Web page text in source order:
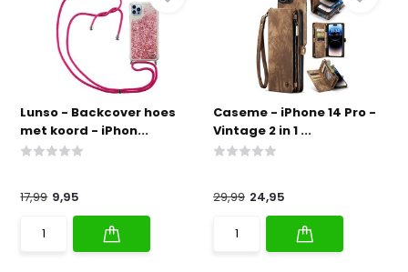
Lunso - Backcover hoes
met koord - iPhon...
17,99 9,95
Caseme - iPhone 14 Pro -
Vintage 2 in 1 ...
29,99 24,95